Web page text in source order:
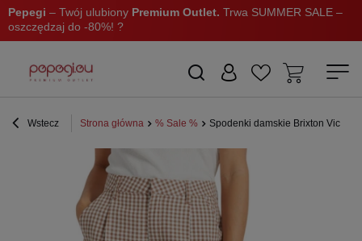
Pepegi – Twój ulubiony Premium Outlet. Trwa SUMMER SALE –
oszczędzaj do -80%! ?
Wstecz Strona główna % Sale % Spodenki damskie Brixton Victory